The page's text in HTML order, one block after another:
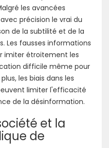
les avancées
précision le vrai du
de la subtilité et de la
Les fausses informations
imiter étroitement les
difficile même pour
les biais dans les
limiter l'efficacité
de la désinformation.
et la
de